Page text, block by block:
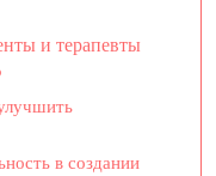
и терапевты
в создании